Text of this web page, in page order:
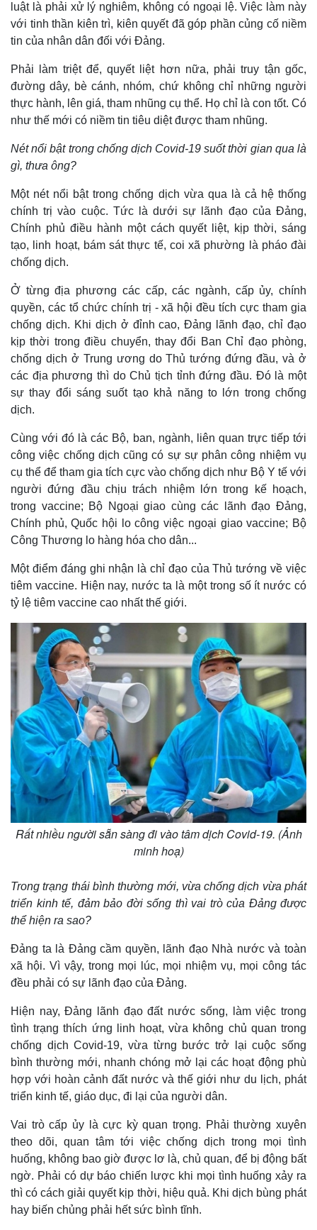
Tỷ giá
Chứng khoán
Pháp luật
Tư vấn luật
Quân sự - Quốc phòng
Vũ khí
Phân tích
luật là phải xử lý nghiêm, không có ngoại lệ. Việc làm này
với tinh thần kiên trì, kiên quyết đã góp phần củng cố niềm
tin của nhân dân đối với Đảng.
Phải làm triệt để, quyết liệt hơn nữa, phải truy tận gốc,
đường dây, bè cánh, nhóm, chứ không chỉ những người
thực hành, lên giá, tham nhũng cụ thể. Họ chỉ là con tốt. Có
như thế mới có niềm tin tiêu diệt được tham nhũng.
Nét nổi bật trong chống dịch Covid-19 suốt thời gian qua là
gì, thưa ông?
Một nét nổi bật trong chống dịch vừa qua là cả hệ thống
chính trị vào cuộc. Tức là dưới sự lãnh đạo của Đảng,
Chính phủ điều hành một cách quyết liệt, kịp thời, sáng
tạo, linh hoạt, bám sát thực tế, coi xã phường là pháo đài
chống dịch.
Ở từng địa phương các cấp, các ngành, cấp ủy, chính
quyền, các tổ chức chính trị - xã hội đều tích cực tham gia
chống dịch. Khi dịch ở đỉnh cao, Đảng lãnh đạo, chỉ đạo
kịp thời trong điều chuyển, thay đổi Ban Chỉ đạo phòng,
chống dịch ở Trung ương do Thủ tướng đứng đầu, và ở
các địa phương thì do Chủ tịch tỉnh đứng đầu. Đó là một
sự thay đổi sáng suốt tạo khả năng to lớn trong chống
dịch.
Cùng với đó là các Bộ, ban, ngành, liên quan trực tiếp tới
công việc chống dịch cũng có sự sự phân công nhiệm vụ
cụ thể để tham gia tích cực vào chống dịch như Bộ Y tế với
người đứng đầu chịu trách nhiệm lớn trong kế hoạch,
trong vaccine; Bộ Ngoại giao cùng các lãnh đạo Đảng,
Chính phủ, Quốc hội lo công việc ngoại giao vaccine; Bộ
Công Thương lo hàng hóa cho dân...
Một điểm đáng ghi nhận là chỉ đạo của Thủ tướng về việc
tiêm vaccine. Hiện nay, nước ta là một trong số ít nước có
tỷ lệ tiêm vaccine cao nhất thế giới.
Rất nhiều người sẵn sàng đi vào tâm dịch Covid-19. (Ảnh
minh hoạ)
Trong trạng thái bình thường mới, vừa chống dịch vừa phát
triển kinh tế, đảm bảo đời sống thì vai trò của Đảng được
thể hiện ra sao?
Đảng ta là Đảng cầm quyền, lãnh đạo Nhà nước và toàn
xã hội. Vì vậy, trong mọi lúc, mọi nhiệm vụ, mọi công tác
đều phải có sự lãnh đạo của Đảng.
Hiện nay, Đảng lãnh đạo đất nước sống, làm việc trong
tình trạng thích ứng linh hoạt, vừa không chủ quan trong
chống dịch Covid-19, vừa từng bước trở lại cuộc sống
bình thường mới, nhanh chóng mở lại các hoạt động phù
hợp với hoàn cảnh đất nước và thế giới như du lịch, phát
triển kinh tế, giáo dục, đi lại của người dân.
Vai trò cấp ủy là cực kỳ quan trọng. Phải thường xuyên
theo dõi, quan tâm tới việc chống dịch trong mọi tình
huống, không bao giờ được lơ là, chủ quan, để bị động bất
ngờ. Phải có dự báo chiến lược khi mọi tình huống xảy ra
thì có cách giải quyết kịp thời, hiệu quả. Khi dịch bùng phát
hay biến chủng phải hết sức bình tĩnh.